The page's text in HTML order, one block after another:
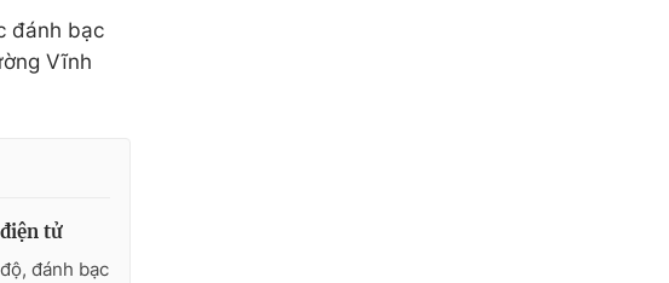
đánh bạc
Vĩnh
tử
đánh bạc